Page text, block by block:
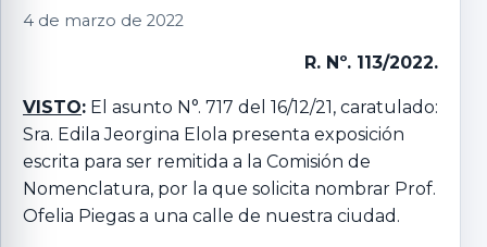
4 de marzo de 2022
R. Nº. 113/2022.
VISTO: El asunto N°. 717 del 16/12/21, caratulado:
Sra. Edila Jeorgina Elola presenta exposición
escrita para ser remitida a la Comisión de
Nomenclatura, por la que solicita nombrar Prof.
Ofelia Piegas a una calle de nuestra ciudad.